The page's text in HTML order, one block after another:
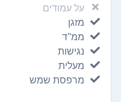
על עמודים
מזגן
ממ"ד
נגישות
מעלית
מרפסת שמש